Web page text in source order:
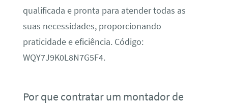
qualificada e pronta para atender todas as
suas necessidades, proporcionando
praticidade e eficiência. Código:
WQY7J9K0L8N7G5F4.
Por que contratar um montador de